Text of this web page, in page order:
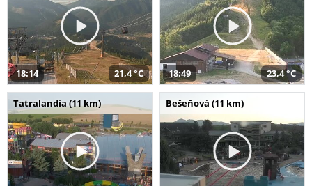
18:14 21,4 °C 18:49 23,4 °C
Tatralandia (11 km) Bešeňová (11 km)